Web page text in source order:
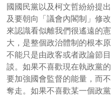
國國民黨以及柯文哲紛紛提
及要朝向「議會內閣制」修
來認識看似離我們很遙遠的
大，是整個政治體制的根本
不能只是由政客或者政論節
談。如果不喜歡現在執政黨
要加強國會監督的能量，而
奪走。如果不喜歡某一個政